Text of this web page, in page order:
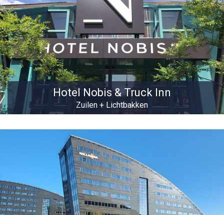
Hotel Nobis & Truck Inn
Zuilen + Lichtbakken